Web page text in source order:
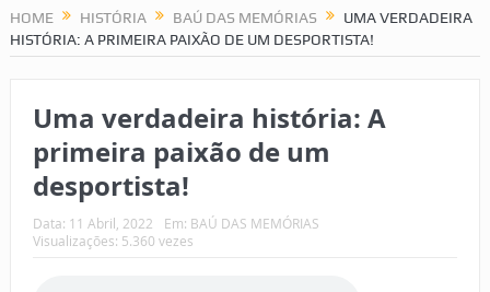
HOME HISTÓRIA BAÚ DAS MEMÓRIAS
UMA VERDADEIRA
HISTÓRIA: A PRIMEIRA PAIXÃO DE UM DESPORTISTA!
Uma verdadeira história: A
primeira paixão de um
desportista!
Data: 11 Abril, 2022 Em: BAÚ DAS MEMÓRIAS
Visualizações: 5.360 vezes